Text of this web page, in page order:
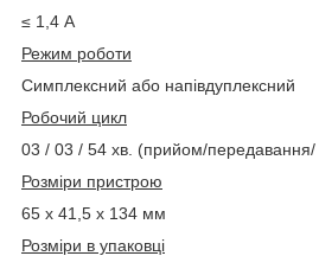
≤ 1,4 А
Режим роботи
Симплексний або напівдуплексний
Робочий цикл
03 / 03 / 54 хв. (прийом/передавання/
Розміри пристрою
65 х 41,5 х 134 мм
Розміри в упаковці